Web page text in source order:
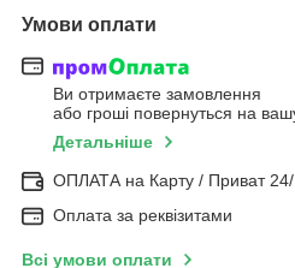
Умови оплати
Ви отримаєте замовлення
або гроші повернуться на
Детальніше
ОПЛАТА на Карту / Приват
Оплата за реквізитами
Всі умови оплати